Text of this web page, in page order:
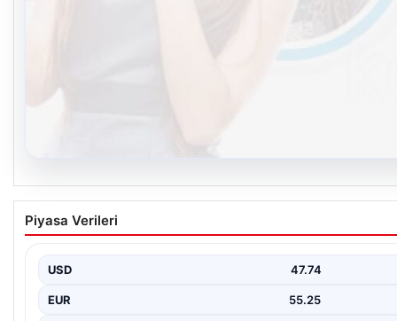
Kelebek sohbet platformu İle Dijital İletişimin
Deneyimi
Günümüzde…
Piyasa Verileri
USD 47.74
EUR 55.25